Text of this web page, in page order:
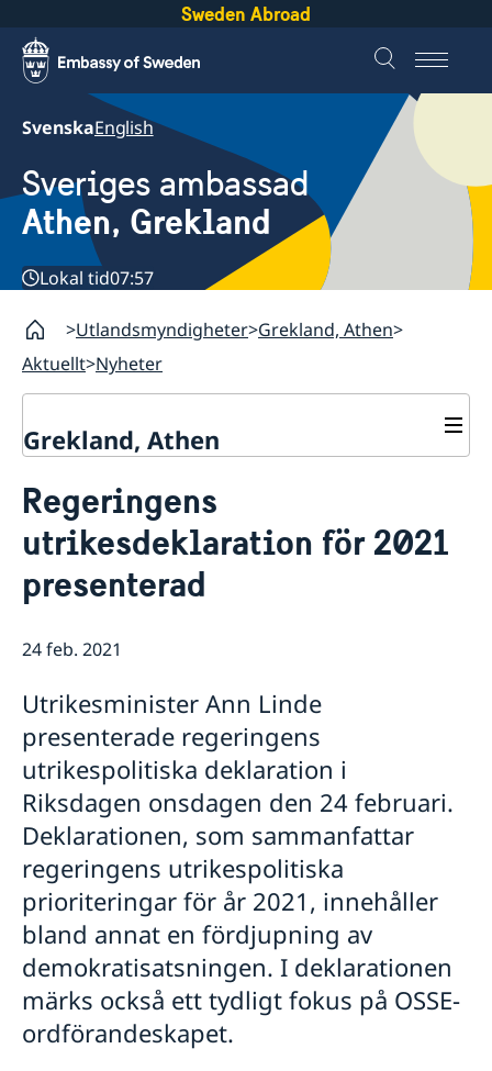
Sweden Abroad
SvenskaEnglish
Sveriges ambassad
Athen, Grekland
Lokal tid07:57
Utlandsmyndigheter Grekland, Athen
Aktuellt Nyheter
Grekland, Athen
Svenskrelaterade föreningar
Svenskar i Världen
Om oss
Praktiktjänstgöring vid ambassaden i Athen
Dataskyddspolicy
Ledig tjänst
Så stöttar vi svenska företag
Vi är en resurs för svenska företag
Team Sweden
Svenska företag i
Aktuellt
Ändrad handläggningsprocess för
Regeringens
utrikesdeklaration för 2021
presenterad
24 feb. 2021
Utrikesminister Ann Linde
presenterade regeringens
utrikespolitiska deklaration i
Riksdagen onsdagen den 24 februari.
Deklarationen, som sammanfattar
regeringens utrikespolitiska
prioriteringar för år 2021, innehåller
bland annat en fördjupning av
demokratisatsningen. I deklarationen
märks också ett tydligt fokus på OSSE-
ordförandeskapet.